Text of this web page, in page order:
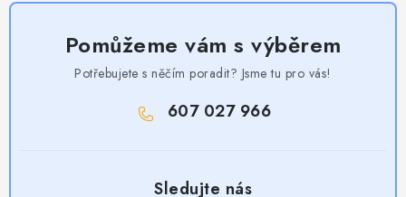
Pomůžeme vám s výběrem
Potřebujete s něčím poradit? Jsme tu pro vás!
607 027 966